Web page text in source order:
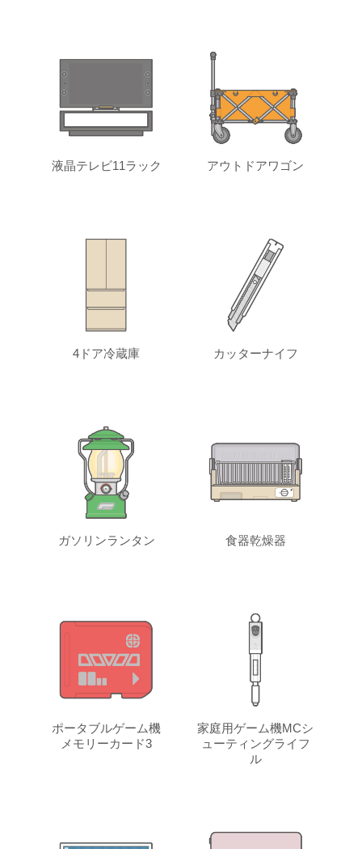
液晶テレビ11ラック アウトドアワゴン
4ドア冷蔵庫 カッターナイフ
ガソリンランタン 食器乾燥器
ポータブルゲーム機
メモリーカード3
家庭用ゲーム機MCシ
ューティングライフ
ル